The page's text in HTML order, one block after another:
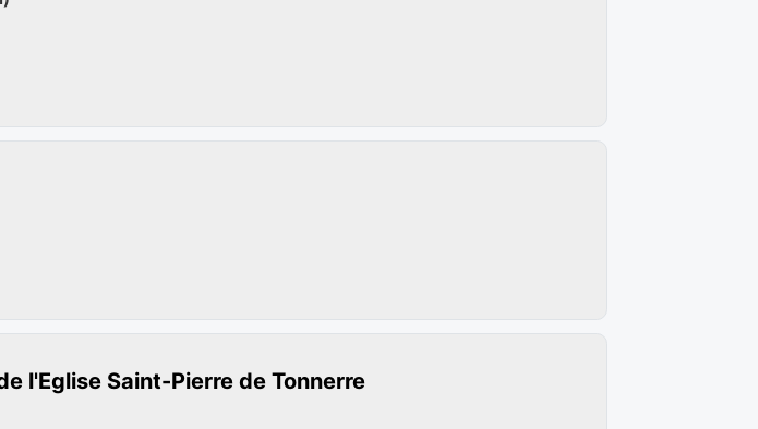
l'Eglise Saint-Pierre de Tonnerre